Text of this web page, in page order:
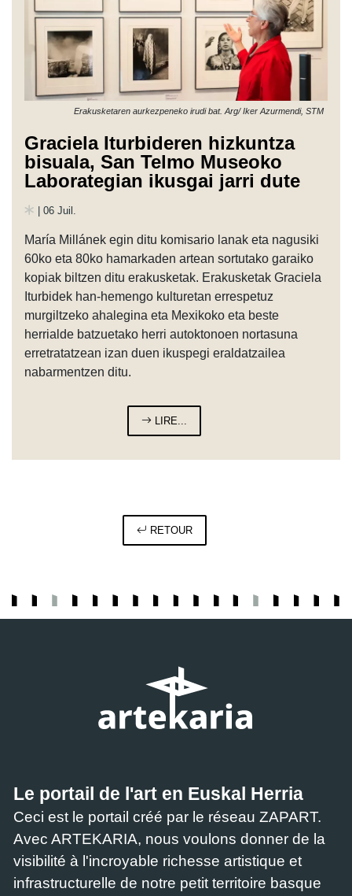
Erakusketaren aurkezpeneko irudi bat. Arg/ Iker Azurmendi, STM
Graciela Iturbideren hizkuntza
bisuala, San Telmo Museoko
Laborategian ikusgai jarri dute
| 06 Juil.
María Millánek egin ditu komisario lanak eta nagusiki
60ko eta 80ko hamarkaden artean sortutako garaiko
kopiak biltzen ditu erakusketak. Erakusketak Graciela
Iturbidek han-hemengo kulturetan errespetuz
murgiltzeko ahalegina eta Mexikoko eta beste
herrialde batzuetako herri autoktonoen nortasuna
erretratatzean izan duen ikuspegi eraldatzailea
nabarmentzen ditu.
LIRE...
RETOUR
Le portail de l'art en Euskal Herria
Ceci est le portail créé par le réseau ZAPART.
Avec ARTEKARIA, nous voulons donner de la
visibilité à l'incroyable richesse artistique et
infrastructurelle de notre petit territoire basque